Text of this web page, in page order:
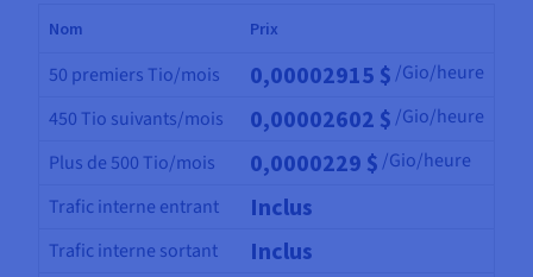
Nom Prix
50 premiers Tio/mois 0,00002915 $ /Gio/heure
450 Tio suivants/mois
0,00002602 $ /Gio/heure
Plus de 500 Tio/mois
0,0000229 $ /Gio/heure
Trafic interne entrant
Inclus
Trafic interne sortant Inclus